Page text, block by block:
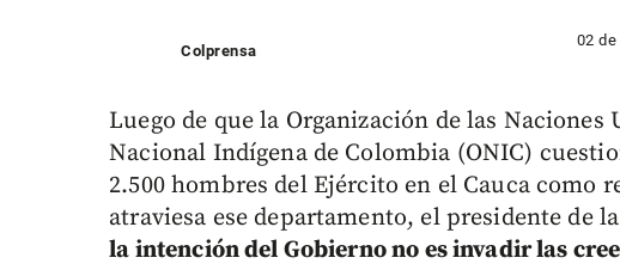
Colprensa
02
Luego de que la Organización de las Naciones
Nacional Indígena de Colombia (ONIC)
2.500 hombres del Ejército en el Cauca como
atraviesa ese departamento, el presidente de
la intención del Gobierno no es invadir las